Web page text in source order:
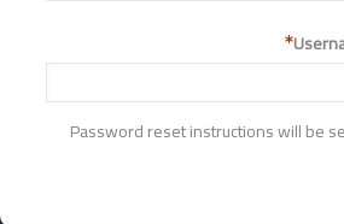
Password reset instructions will be